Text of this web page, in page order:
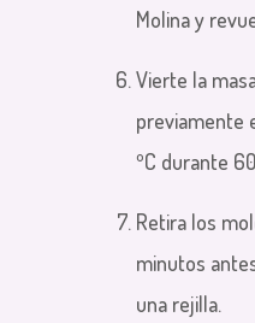
Molina y
Vierte la
previamente
ºC durante
Retira los
minutos
una rejilla.